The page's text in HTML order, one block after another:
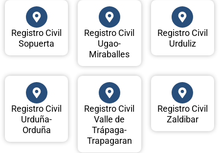
Registro Civil
Sopuerta
Registro Civil
Ugao-
Miraballes
Registro Civil
Urduliz
Registro Civil
Urduña-
Orduña
Registro Civil
Valle de
Trápaga-
Trapagaran
Registro Civil
Zaldibar